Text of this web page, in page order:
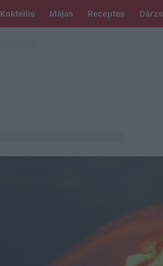
Kokteilis Mājas Receptes Dārzs